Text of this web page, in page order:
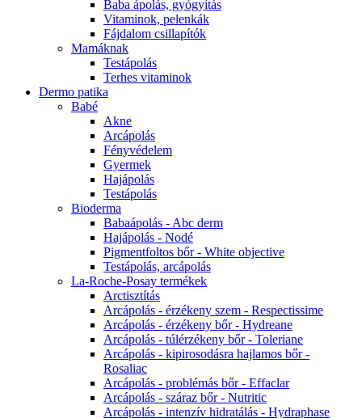
Baba ápolás, gyógyítás
Vitaminok, pelenkák
Fájdalom csillapítók
Mamáknak
Testápolás
Terhes vitaminok
Dermo patika
Babé
Akne
Arcápolás
Fényvédelem
Gyermek
Hajápolás
Testápolás
Bioderma
Babaápolás - Abc derm
Hajápolás - Nodé
Pigmentfoltos bőr - White objective
Testápolás, arcápolás
La-Roche-Posay termékek
Arctisztítás
Arcápolás - érzékeny szem - Respectissime
Arcápolás - érzékeny bőr - Hydreane
Arcápolás - túlérzékeny bőr - Toleriane
Arcápolás - kipirosodásra hajlamos bőr -
Rosaliac
Arcápolás - problémás bőr - Effaclar
Arcápolás - száraz bőr - Nutritic
Arcápolás - intenzív hidratálás - Hydraphase